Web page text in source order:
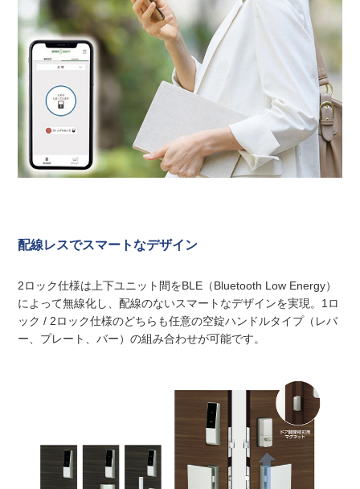
配線レスでスマートなデザイン
2ロック仕様は上下ユニット間をBLE（Bluetooth Low Energy）
によって無線化し、配線のないスマートなデザインを実現。1ロ
ック / 2ロック仕様のどちらも任意の空錠ハンドルタイプ（レバ
ー、プレート、バー）の組み合わせが可能です。